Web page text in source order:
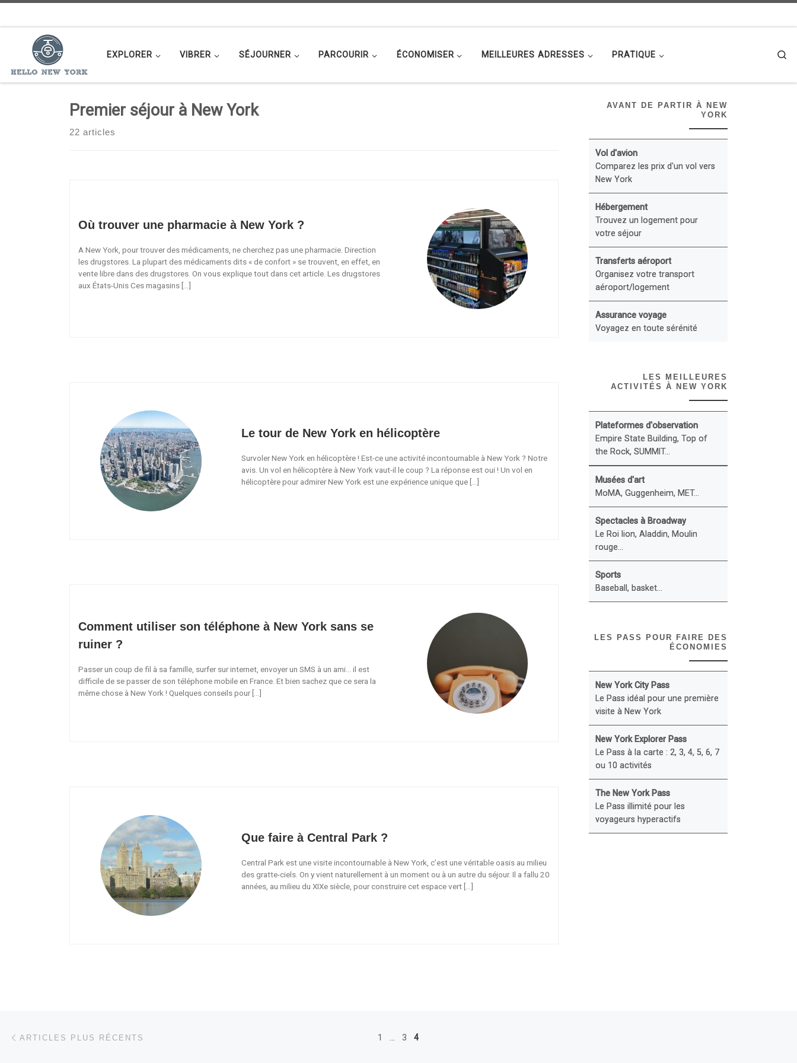
EXPLORER VIBRER SÉJOURNER PARCOURIR ÉCONOMISER MEILLEURES ADRESSES PRATIQUE
Premier séjour à New York
22 articles
Où trouver une pharmacie à New York ?
A New York, pour trouver des médicaments, ne cherchez pas une pharmacie. Direction
les drugstores. La plupart des médicaments dits « de confort » se trouvent, en effet, en
vente libre dans des drugstores. On vous explique tout dans cet article. Les drugstores
aux États-Unis Ces magasins […]
Le tour de New York en hélicoptère
Survoler New York en hélicoptère ! Est-ce une activité incontournable à New York ? Notre
avis. Un vol en hélicoptère à New York vaut-il le coup ? La réponse est oui ! Un vol en
hélicoptère pour admirer New York est une expérience unique que […]
Comment utiliser son téléphone à New York sans se
ruiner ?
Passer un coup de fil à sa famille, surfer sur internet, envoyer un SMS à un ami… il est
difficile de se passer de son téléphone mobile en France. Et bien sachez que ce sera la
même chose à New York ! Quelques conseils pour […]
Que faire à Central Park ?
Central Park est une visite incontournable à New York, c’est une véritable oasis au milieu
des gratte-ciels. On y vient naturellement à un moment ou à un autre du séjour. Il a fallu 20
années, au milieu du XIXe siècle, pour construire cet espace vert […]
AVANT DE PARTIR À NEW
YORK
Vol d'avion
Comparez les prix d'un vol vers
New York
Hébergement
Trouvez un logement pour
votre séjour
Transferts aéroport
Organisez votre transport
aéroport/logement
Assurance voyage
Voyagez en toute sérénité
LES MEILLEURES
ACTIVITÉS À NEW YORK
Plateformes d'observation
Empire State Building, Top of
the Rock, SUMMIT...
Musées d'art
MoMA, Guggenheim, MET...
Spectacles à Broadway
Le Roi lion, Aladdin, Moulin
rouge...
Sports
Baseball, basket...
LES PASS POUR FAIRE DES
ÉCONOMIES
New York City Pass
Le Pass idéal pour une première
visite à New York
New York Explorer Pass
Le Pass à la carte : 2, 3, 4, 5, 6, 7
ou 10 activités
The New York Pass
Le Pass illimité pour les
voyageurs hyperactifs
ARTICLES PLUS RÉCENTS 1 3 4